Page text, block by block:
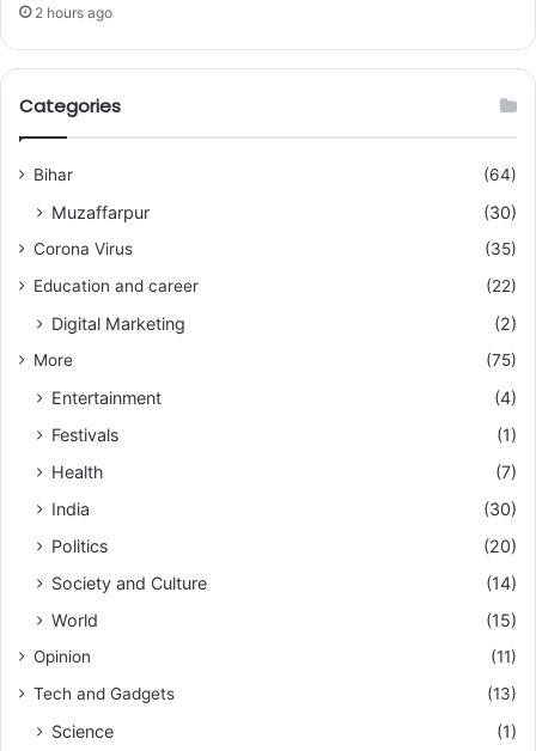
2 hours ago
Categories
Bihar (64)
Muzaffarpur (30)
Corona Virus
(35)
Education and career
(22)
Digital Marketing (2)
More (75)
Entertainment
(4)
Festivals
(1)
Health
(7)
India
(30)
Politics
(20)
Society and Culture
(14)
World
(15)
Opinion
(11)
Tech and Gadgets
(13)
Science (1)